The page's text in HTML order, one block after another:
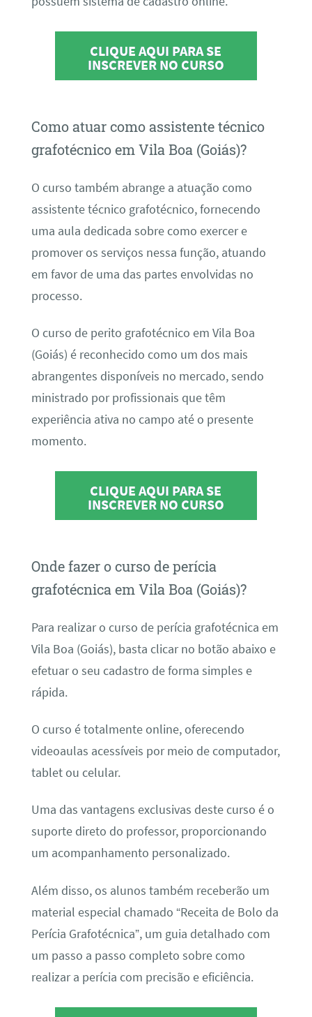
CLIQUE AQUI PARA SE
INSCREVER NO CURSO
Como atuar como assistente técnico
grafotécnico em Vila Boa (Goiás)?
O curso também abrange a atuação como
assistente técnico grafotécnico, fornecendo
uma aula dedicada sobre como exercer e
promover os serviços nessa função, atuando
em favor de uma das partes envolvidas no
processo.
O curso de perito grafotécnico em Vila Boa
(Goiás) é reconhecido como um dos mais
abrangentes disponíveis no mercado, sendo
ministrado por profissionais que têm
experiência ativa no campo até o presente
momento.
CLIQUE AQUI PARA SE
INSCREVER NO CURSO
Onde fazer o curso de perícia
grafotécnica em Vila Boa (Goiás)?
Para realizar o curso de perícia grafotécnica em
Vila Boa (Goiás), basta clicar no botão abaixo e
efetuar o seu cadastro de forma simples e
rápida.
O curso é totalmente online, oferecendo
videoaulas acessíveis por meio de computador,
tablet ou celular.
Uma das vantagens exclusivas deste curso é o
suporte direto do professor, proporcionando
um acompanhamento personalizado.
Além disso, os alunos também receberão um
material especial chamado “Receita de Bolo da
Perícia Grafotécnica”, um guia detalhado com
um passo a passo completo sobre como
realizar a perícia com precisão e eficiência.